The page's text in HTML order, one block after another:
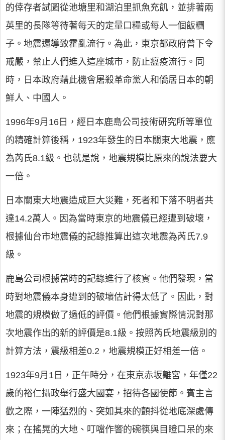
的倖存者試圖從池塘里和湖泊里抓魚充飢，並排著兩
英里的長隊等待著每天的定量口糧或每人一個飯糰
子。地震還導致霍亂流行。為此，東京都政府曾下令
戒嚴，禁止人們進入這座城市，防止瘟疫流行。同
時，日本政府藉此機會屠殺革命黨人和僑居日本的朝
鮮人、中國人。
1996年9月16日，經日本鹿島公司技術研究所等單位
的精確計算後稱，1923年發生的日本關東大地震，應
為芮氏8.1級。也就是說，地震規模比原來的說法要大
一倍。
日本關東大地震造成巨大災難，死者和下落不明者共
達14.2萬人。因為當時東京的地震儀已經遭到破壞，
根據仙台市地震儀的記錄推算出這次地震為芮氏7.9
級。
鹿島公司根據當時的記錄進行了核實。他們發現，當
時對地震儀本身遭到的破壞估計得太低了。因此，對
地震的規模做了過低的評價。他們根據實際情況對那
次地震作出的新的評價是8.1級。按照芮氏地震級別的
計算方法，震級相差0.2，地震規模正好相差一倍。
1923年9月1日，正午時分，在東京赤坂離宮，年僅22
歲的裕仁攝政舉行盛大國宴，招待各國使節。賓主言
歡之際，一陣猛烈的、突如其來的顫抖從地底深處傳
來；在搖晃的大地、叮噹作響的碗筷與目瞪口呆的來